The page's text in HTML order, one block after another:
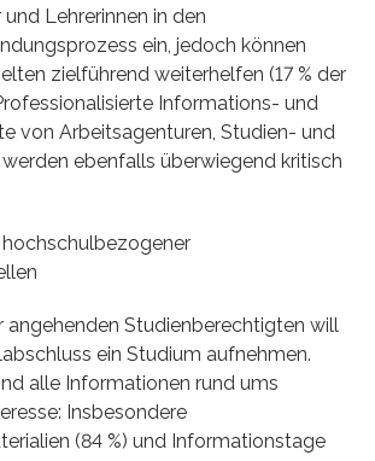
Lehrerinnen in den
ein, jedoch können
zielführend weiterhelfen (17 % der
Informations- und
von Arbeitsagenturen, Studien- und
ebenfalls überwiegend kritisch
angehenden Studienberechtigten will
ein Studium aufnehmen.
alle Informationen rund ums
Insbesondere
(84 %) und Informationstage